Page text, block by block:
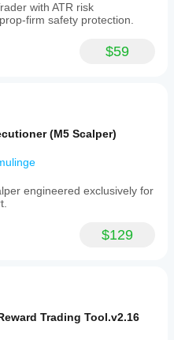
with ATR risk
firm safety protection.
$59
(M5 Scalper)
engineered exclusively for
$129
Trading Tool.v2.16